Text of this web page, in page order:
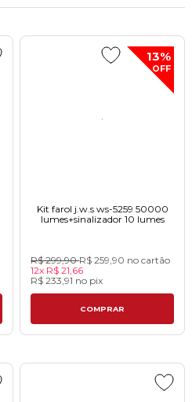
13%
OFF
Kit farol j.w.s ws-5259 50000
lumes+sinalizador 10 lumes
R$ 299,90R$ 259,90 no cartão
12x R$ 21,66
R$ 233,91 no pix
COMPRAR